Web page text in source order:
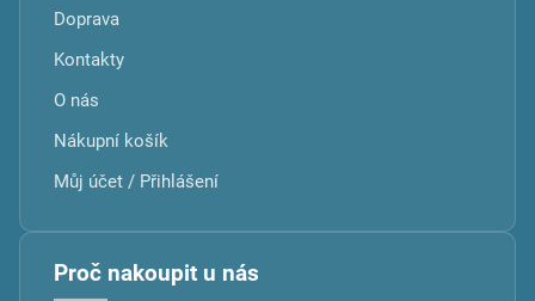
Doprava
Kontakty
O nás
Nákupní košík
Můj účet / Přihlášení
Proč nakoupit u nás